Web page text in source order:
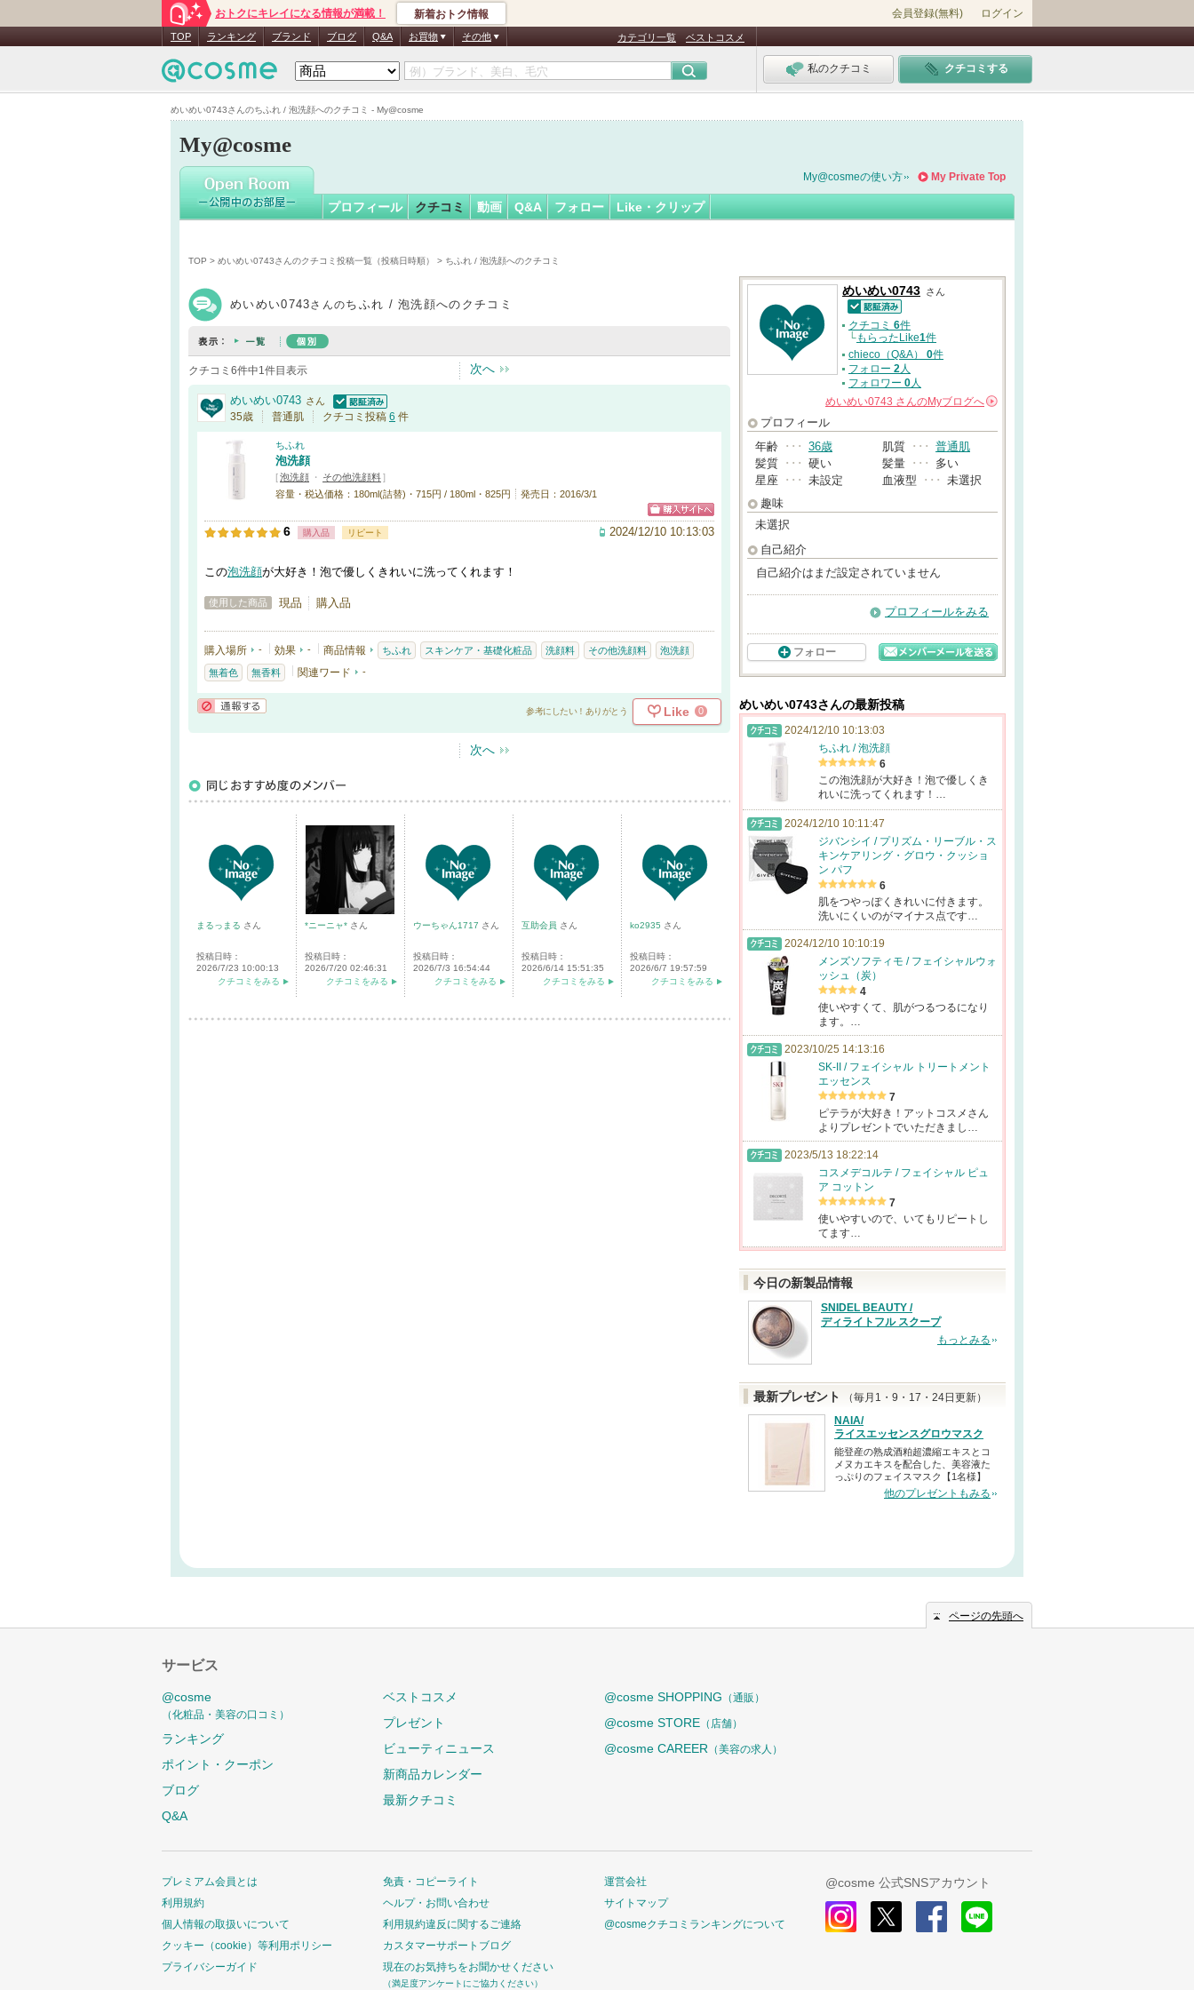
めいめい0743さんのちふれ / 泡洗顔へのクチコミ - My@cosme
おトクにキレイになる情報が満載！ 新着おトク情報 会員登録(無料) ログイン
TOP ランキング ブランド ブログ Q&A お買物 その他 カテゴリ一覧 ベストコスメ
私のクチコミ クチコミする
My@cosme
めいめい0743さん
認
証
My Private Top
My@cosmeの使い方
プロフィール クチコミ 動画 Q&A フォロー Like・クリップ
TOP > めいめい0743さんのクチコミ投稿一覧（投稿日時順） > ちふれ / 泡洗顔へのクチコミ
めいめい0743さんのちふれ / 泡洗顔へのクチコミ
クチコミ6件中1件目表示 次へ
めいめい0743 さん
認証済
35歳 普通肌 クチコミ投稿 6 件
ちふれ
泡洗顔
[泡洗顔 ・ その他洗顔料]
容量・税込価格：180ml(詰替)・715円 / 180ml・825円
発売日：2016/3/1
6 購入品 リピート 2024/12/10 10:13:03
この泡洗顔が大好き！泡で優しくきれいに洗ってくれます！
使用した商品 現品 購入品
購入場所 - 効果 - 商品情報 ちふれ スキンケア・基礎化粧品 洗顔料 その他洗顔料 泡洗顔
無着色 無香料 関連ワード -
参考にしたい！ありがとう Like 0
次へ
まるっまる さん
投稿日時：
2026/7/23 10:00:13
クチコミをみる
*ニーニャ* さん
投稿日時：
2026/7/20 02:46:31
クチコミをみる
ウーちゃん1717 さん
投稿日時：
2026/7/3 16:54:44
クチコミをみる
互助会員 さん
投稿日時：
2026/6/14 15:51:35
クチコミをみる
ko2935 さん
投稿日時：
2026/6/7 19:57:59
クチコミをみる
めいめい0743 さん
認証済
クチコミ 6件
└もらったLike1件
chieco（Q&A） 0件
フォロー 2人
フォロワー 0人
めいめい0743 さんのMyブログへ
プロフィール
年齢 ･･･ 36歳 肌質 ･･･ 普通肌
髪質 ･･･ 硬い 髪量 ･･･
多い
星座 ･･･ 未設定 血液型 ･･･ 未選択
趣味
未選択
自己紹介
自己紹介はまだ設定されていません
プロフィールをみる
フォロー
めいめい0743さんの最新投稿
2024/12/10 10:13:03
ちふれ / 泡洗顔
6
この泡洗顔が大好き！泡で優しくき
れいに洗ってくれます！…
2024/12/10 10:11:47
ジバンシイ / プリズム・リーブル・ス
キンケアリング・グロウ・クッショ
ン パフ
6
肌をつやっぽくきれいに付きます。
洗いにくいのがマイナス点です…
2024/12/10 10:10:19
メンズソフティモ / フェイシャルウォ
ッシュ（炭）
4
使いやすくて、肌がつるつるになり
ます。…
2023/10/25 14:13:16
SK-II / フェイシャル トリートメント
エッセンス
7
ピテラが大好き！アットコスメさん
よりプレゼントでいただきまし…
2023/5/13 18:22:14
コスメデコルテ / フェイシャル ピュ
ア コットン
7
使いやすいので、いてもリピートし
てます…
今日の新製品情報
SNIDEL BEAUTY /
ディライトフル スクープ
もっとみる
最新プレゼント
（毎月1・9・17・24日更新）
NAIA/
ライスエッセンスグロウマスク
能登産の熟成酒粕超濃縮エキスとコ
メヌカエキスを配合した、美容液た
っぷりのフェイスマスク【1名様】
他のプレゼントもみる
ページの先頭へ
サービス
@cosme
（化粧品・美容の口コミ）
ランキング
ポイント・クーポン
ブログ
Q&A
ベストコスメ
プレゼント
ビューティニュース
新商品カレンダー
最新クチコミ
@cosme SHOPPING （通販）
@cosme STORE （店舗）
@cosme CAREER （美容の求人）
プレミアム会員とは
利用規約
個人情報の取扱いについて
クッキー（cookie）等利用ポリシー
プライバシーガイド
免責・コピーライト
ヘルプ・お問い合わせ
利用規約違反に関するご連絡
カスタマーサポートブログ
現在のお気持ちをお聞かせください
（満足度アンケートにご協力ください）
運営会社
サイトマップ
@cosmeクチコミランキングについて
@cosme 公式SNSアカウント